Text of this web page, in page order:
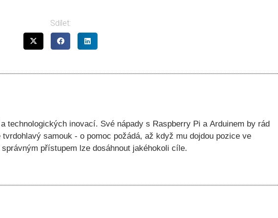
Sdílet:
technologických inovací. Své nápady s Raspberry Pi a Arduinem by rád
samouk - o pomoc požádá, až když mu dojdou pozice ve
přístupem lze dosáhnout jakéhokoli cíle.